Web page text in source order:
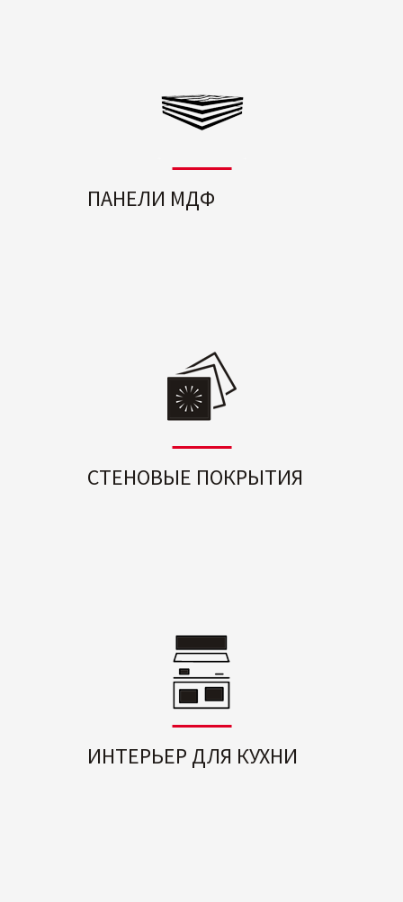
ПАНЕЛИ МДФ
СТЕНОВЫЕ ПОКРЫТИЯ
ИНТЕРЬЕР ДЛЯ КУХНИ